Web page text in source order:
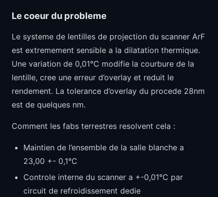
Le coeur du probleme
Le systeme de lentilles de projection du scanner ArF
est extremement sensible a la dilatation thermique.
Une variation de 0,01°C modifie la courbure de la
lentille, cree une erreur d’overlay et reduit le
rendement. La tolerance d’overlay du procede 28nm
est de quelques nm.
Comment les fabs terrestres resolvent cela :
Maintien de l’ensemble de la salle blanche a
23,00 +- 0,1°C
Controle interne du scanner a +-0,01°C par
circuit de refroidissement dedie